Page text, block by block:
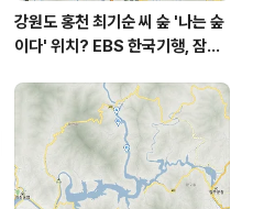
강원도 홍천 최기순 씨 숲 '나는 숲
이다' 위치? EBS 한국기행, 잠시
군 최기순 씨 캠핑장 펜션 어디? /
강원도 홍천군 가볼 만한 곳, (구)
까르돈, kbs 인간극장